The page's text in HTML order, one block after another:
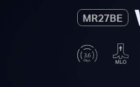
MR27BE